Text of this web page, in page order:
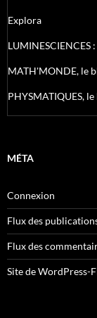
Explora
LUMINESCIENCES
MATH'MONDE, le
PHYSMATIQUES,
MÉTA
Connexion
Flux des
Flux des
Site de WordPress-